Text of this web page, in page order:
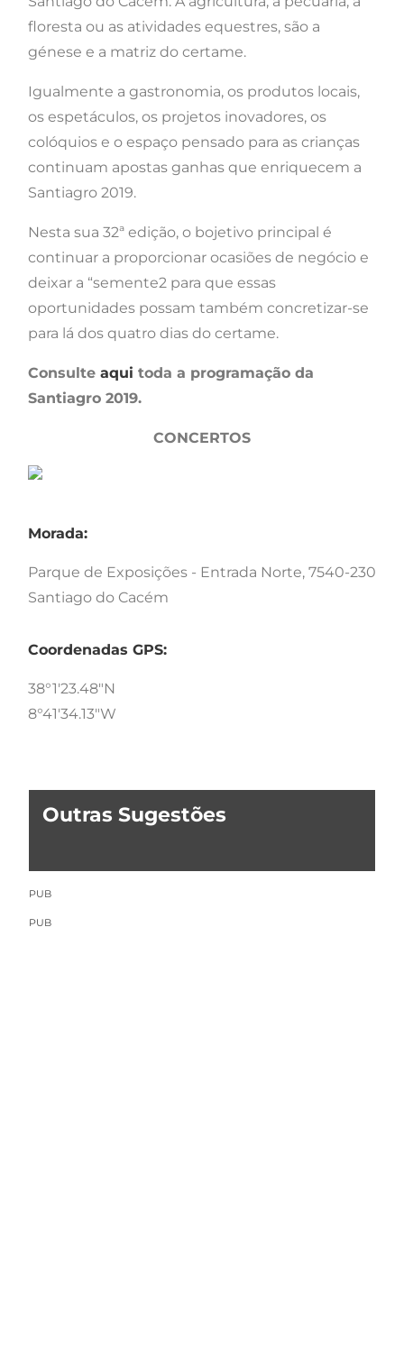
floresta ou as atividades equestres, são a
génese e a matriz do certame.
Igualmente a gastronomia, os produtos locais,
os espetáculos, os projetos inovadores, os
colóquios e o espaço pensado para as crianças
continuam apostas ganhas que enriquecem a
Santiagro 2019.
Nesta sua 32ª edição, o bojetivo principal é
continuar a proporcionar ocasiões de negócio e
deixar a “semente2 para que essas
oportunidades possam também concretizar-se
para lá dos quatro dias do certame.
Consulte aqui toda a programação da
Santiagro 2019.
CONCERTOS
Morada:
Parque de Exposições - Entrada Norte, 7540-230
Santiago do Cacém
Coordenadas GPS:
38°1'23.48"N
8°41'34.13"W
Outras Sugestões
PUB
PUB